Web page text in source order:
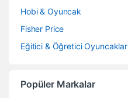
Hobi & Oyuncak
Fisher Price
Eğitici & Öğretici Oyuncaklar
Popüler Markalar